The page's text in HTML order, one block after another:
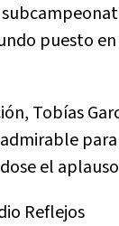
puesto
Tobías
el
Reflejos